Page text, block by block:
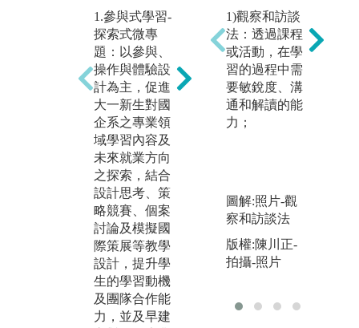
1.參與式學習-
探索式微專
題：以參與、
操作與體驗設
計為主，促進
大一新生對國
企系之專業領
域學習內容及
未來就業方向
之探索，結合
設計思考、策
略競賽、個案
討論及模擬國
際策展等教學
設計，提升學
生的學習動機
及團隊合作能
力，並及早建
證照與課程結
合：由專業教
師結合課程輔
導學生考取國
貿大會考、國
貿業務技術
士、會展專業
-B2B跨境電商
技能及亞馬遜
跨境電商營運
認證、ERP軟
體應用師等證
外，老師亦帶
1)觀察和訪談
法：透過課程
或活動，在學
習的過程中需
要敏銳度、溝
通和解讀的能
力；
圖解:照片-觀
察和訪談法
版權:陳川正-
拍攝-照片